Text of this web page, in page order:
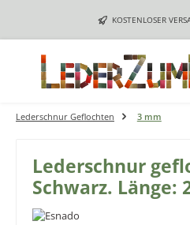
Zum Hauptinhalt springenKOSTENLOSER
Lederschnur Geflochten 3 mm
Lederschnur
Schwarz. Länge: